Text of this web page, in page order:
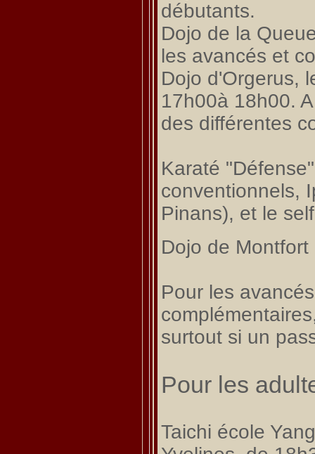
débutants.
Dojo de la
les avancés et
Dojo d'Orgerus,
17h00à 18h00.
des différentes
Karaté
conventionnels,
Pinans), et le
Dojo de
Pour les
surtout si un
Pour les
Taichi école